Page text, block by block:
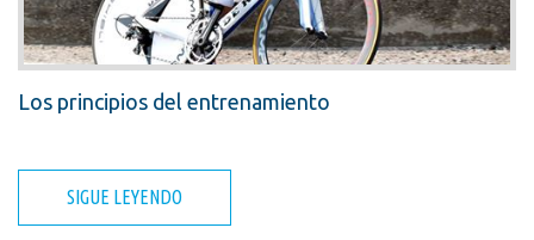
Los principios del entrenamiento
SIGUE LEYENDO